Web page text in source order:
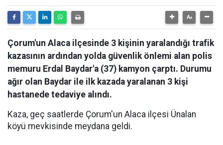
Çorum'un Alaca ilçesinde 3 kişinin yaralandığı trafik
kazasının ardından yolda güvenlik önlemi alan polis
memuru Erdal Baydar'a (37) kamyon çarptı. Durumu
ağır olan Baydar ile ilk kazada yaralanan 3 kişi
hastanede tedaviye alındı.
Kaza, geç saatlerde Çorum'un Alaca ilçesi Ünalan
köyü mevkisinde meydana geldi.